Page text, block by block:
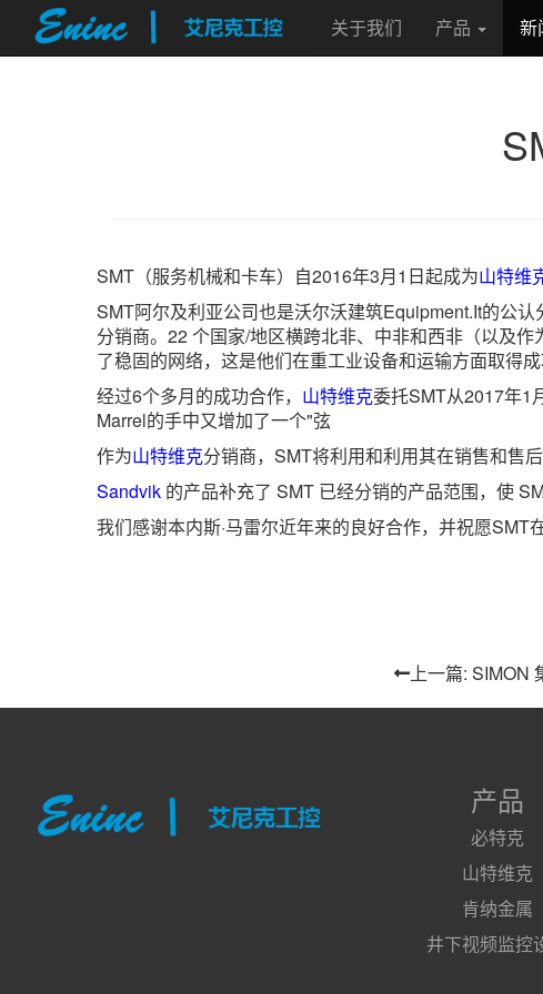
关于我们 产品 新
SMT（服务机械和卡车）自2016年3月1日起成为山特维
SMT阿尔及利亚公司也是沃尔沃建筑Equipment.It的公
分销商。22 个国家/地区横跨北非、中非和西非（以及
了稳固的网络，这是他们在重工业设备和运输方面取得成
经过6个多月的成功合作， 山特维克委托SMT从2017年1
Marrel的手中又增加了一个"弦
作为山特维克分销商，SMT将利用和利用其在销售和售
Sandvik 的产品补充了 SMT 已经分销的产品范围，使
我们感谢本内斯·马雷尔近年来的良好合作，并祝愿SMT
上一篇: SIMON
产品
必特克
山特维克
肯纳金属
井下视频监控